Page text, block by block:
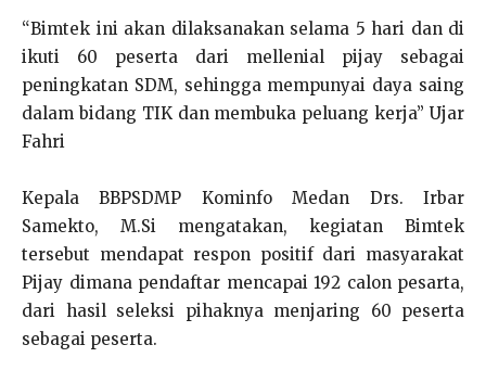
“Bimtek ini akan dilaksanakan selama 5 hari dan di
ikuti 60 peserta dari mellenial pijay sebagai
peningkatan SDM, sehingga mempunyai daya saing
dalam bidang TIK dan membuka peluang kerja” Ujar
Fahri
Kepala BBPSDMP Kominfo Medan Drs. Irbar
Samekto, M.Si mengatakan, kegiatan Bimtek
tersebut mendapat respon positif dari masyarakat
Pijay dimana pendaftar mencapai 192 calon pesarta,
dari hasil seleksi pihaknya menjaring 60 peserta
sebagai peserta.